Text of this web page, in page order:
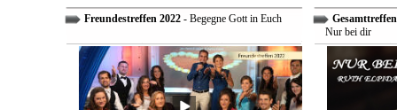
Freundestreffen 2022- Begegne Gott in Euch
Nur bei dir